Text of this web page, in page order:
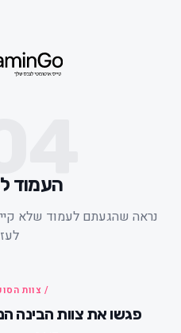
העמוד לא
שהגעתם לעמוד שלא קיים.
לעזור:
/ צוות הסוכנים
פגשו את צוות הבינה